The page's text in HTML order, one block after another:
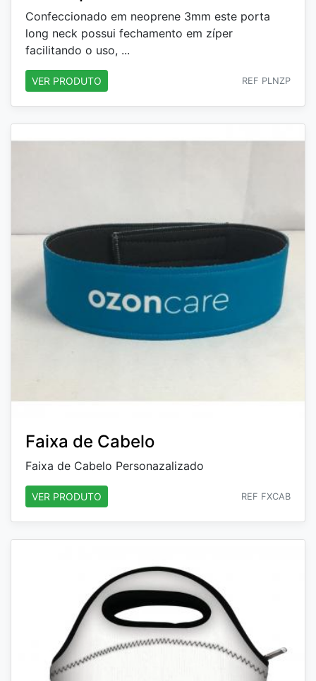
Confeccionado em neoprene 3mm este porta
long neck possui fechamento em zíper
facilitando o uso, ...
VER PRODUTO REF PLNZP
Faixa de Cabelo
Faixa de Cabelo Personazalizado
VER PRODUTO REF FXCAB